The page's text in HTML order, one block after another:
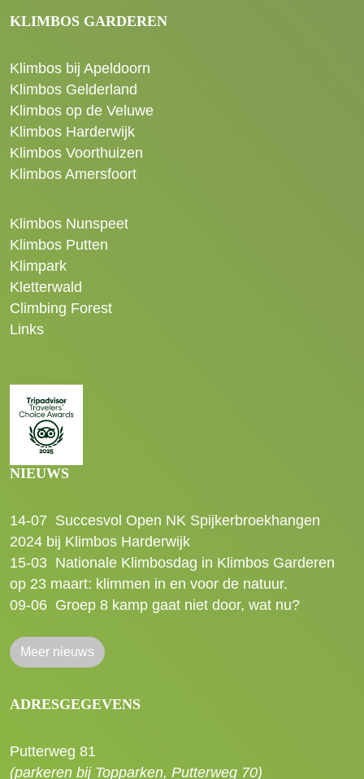
KLIMBOS GARDEREN
Klimbos bij Apeldoorn
Klimbos Gelderland
Klimbos op de Veluwe
Klimbos Harderwijk
Klimbos Voorthuizen
Klimbos Amersfoort
Klimbos Nunspeet
Klimbos Putten
Klimpark
Kletterwald
Climbing Forest
Links
NIEUWS
14-07 Succesvol Open NK Spijkerbroekhangen
2024 bij Klimbos Harderwijk
15-03 Nationale Klimbosdag in Klimbos Garderen
op 23 maart: klimmen in en voor de natuur.
09-06 Groep 8 kamp gaat niet door, wat nu?
Meer nieuws
ADRESGEGEVENS
Putterweg 81
(parkeren bij Topparken, Putterweg 70)